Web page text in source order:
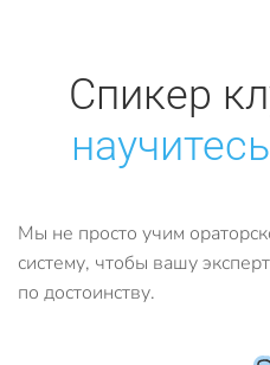
Спикер
Мы не просто учим
систему, чтобы вашу
по достоинству.